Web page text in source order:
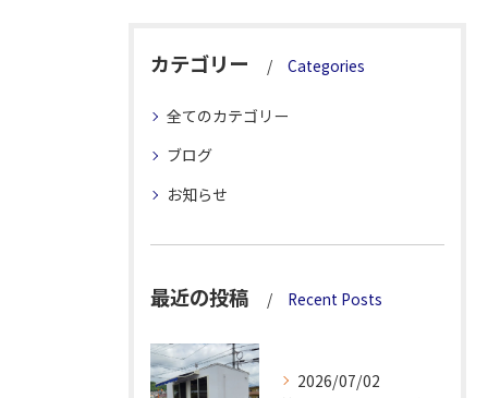
カテゴリー Categories
全てのカテゴリー
ブログ
お知らせ
最近の投稿 Recent Posts
2026/07/02